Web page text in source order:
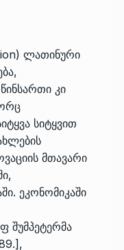
ლათინური
კი
სიტყვით
მთავარი
ეკონომიკაში
შუმპეტერმა